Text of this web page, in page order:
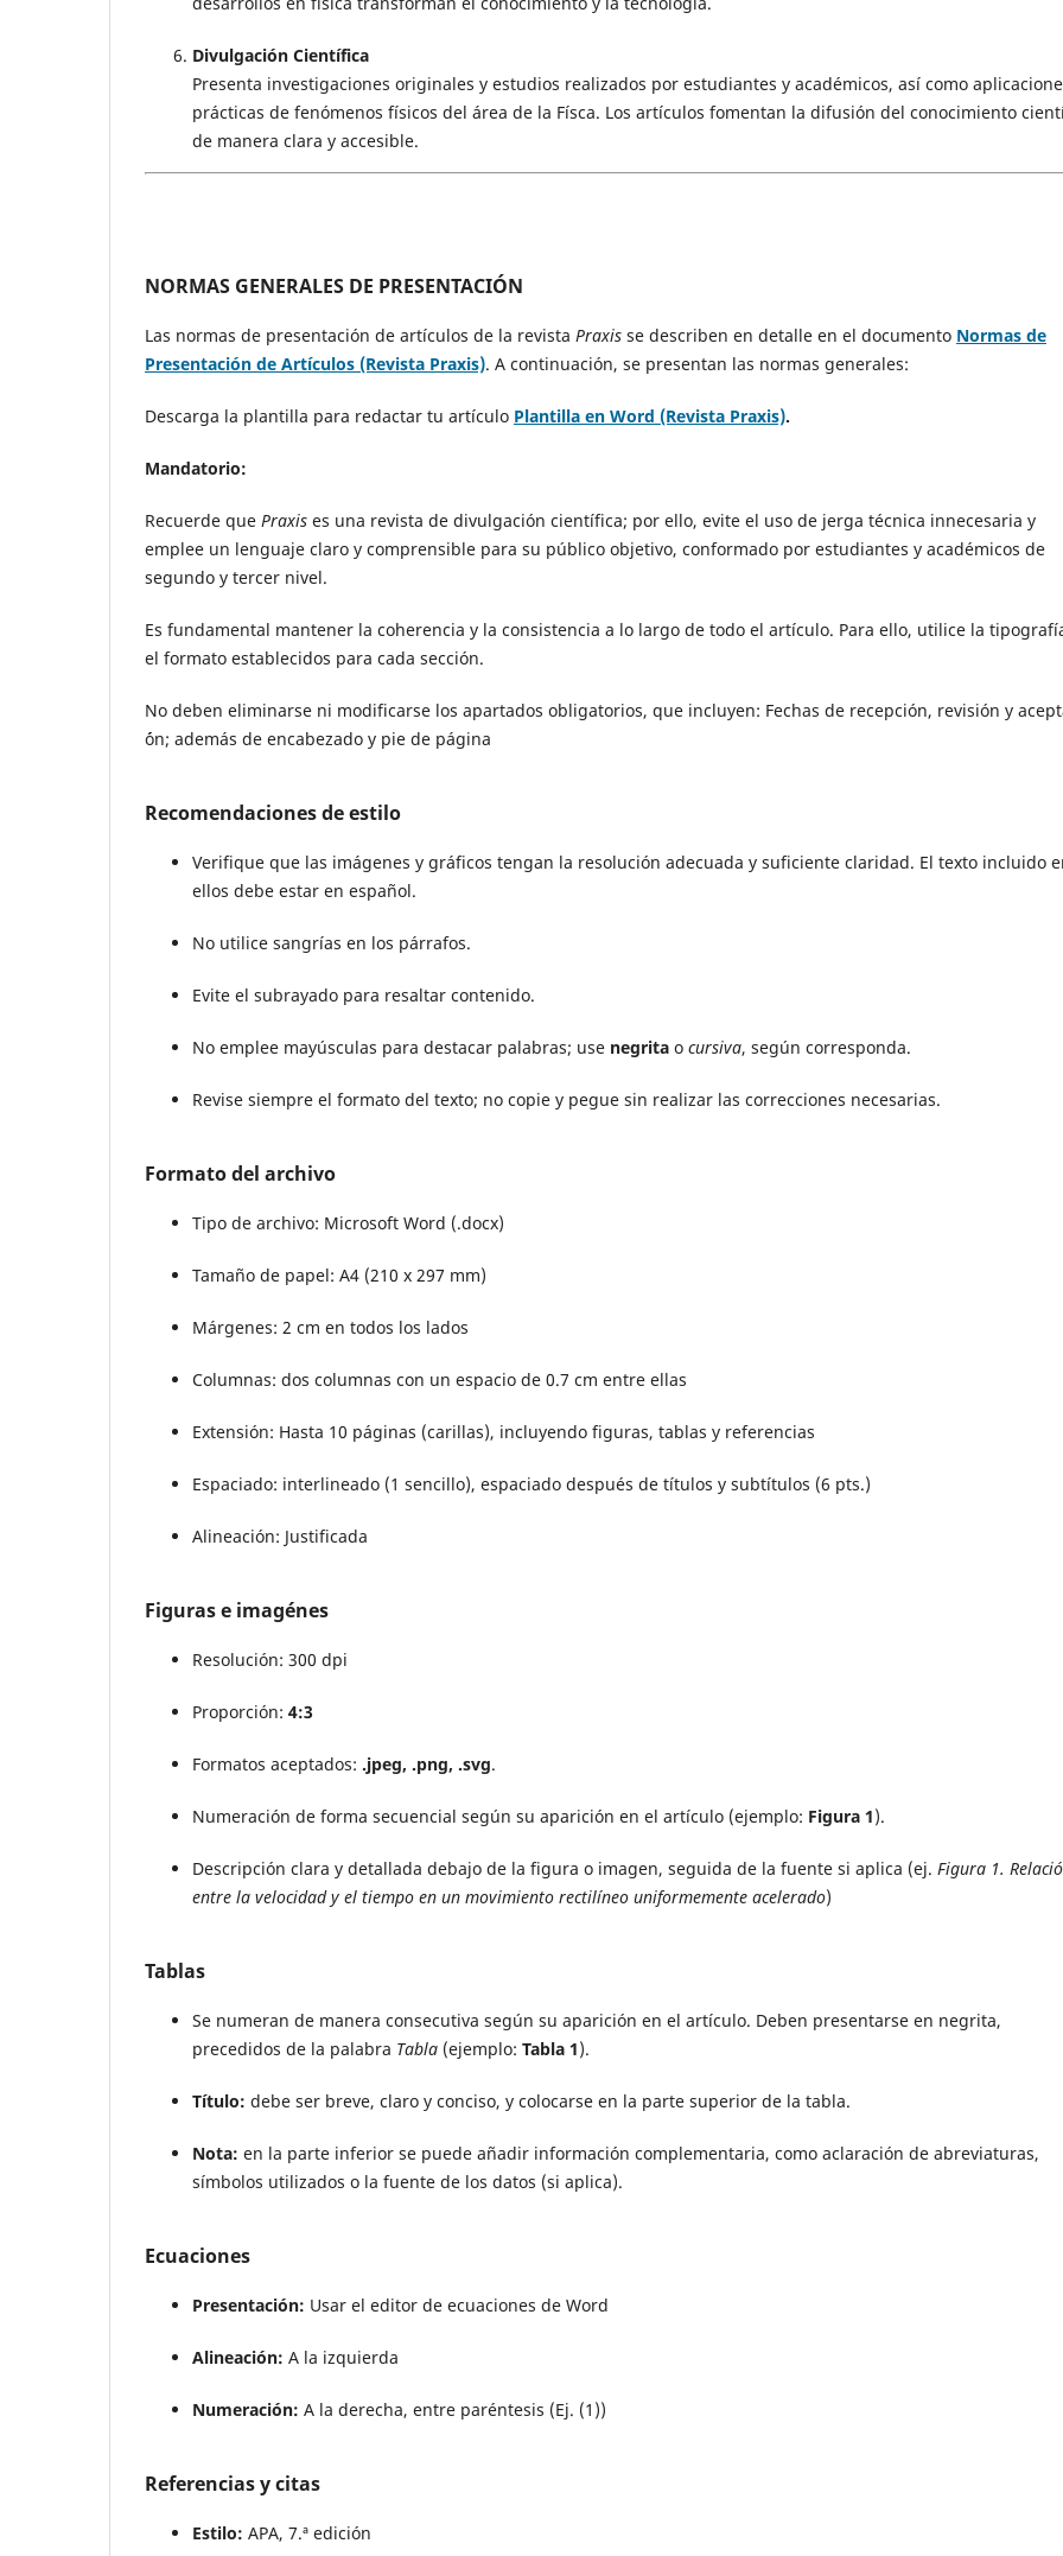
Divulgación Científica
Presenta investigaciones originales y estudios realizados por estudiantes y académicos, así como
prácticas de fenómenos físicos del área de la Físca. Los artículos fomentan la difusión del conocimiento
de manera clara y accesible.
NORMAS GENERALES DE PRESENTACIÓN
Las normas de presentación de artículos de la revista Praxis se describen en detalle en el documento Normas de
Presentación de Artículos (Revista Praxis). A continuación, se presentan las normas generales:
Descarga la plantilla para redactar tu artículo Plantilla en Word (Revista Praxis).
Mandatorio:
Recuerde que Praxis es una revista de divulgación científica; por ello, evite el uso de jerga técnica innecesaria y
emplee un lenguaje claro y comprensible para su público objetivo, conformado por estudiantes y académicos de
segundo y tercer nivel.
Es fundamental mantener la coherencia y la consistencia a lo largo de todo el artículo. Para ello, utilice la
el formato establecidos para cada sección.
No deben eliminarse ni modificarse los apartados obligatorios, que incluyen: Fechas de recepción, revisión y
´ón; además de encabezado y pie de página
Recomendaciones de estilo
Verifique que las imágenes y gráficos tengan la resolución adecuada y suficiente claridad. El texto incluido
ellos debe estar en español.
No utilice sangrías en los párrafos.
Evite el subrayado para resaltar contenido.
No emplee mayúsculas para destacar palabras; use negrita o cursiva, según corresponda.
Revise siempre el formato del texto; no copie y pegue sin realizar las correcciones necesarias.
Formato del archivo
Tipo de archivo: Microsoft Word (.docx)
Tamaño de papel: A4 (210 x 297 mm)
Márgenes: 2 cm en todos los lados
Columnas: dos columnas con un espacio de 0.7 cm entre ellas
Extensión: Hasta 10 páginas (carillas), incluyendo figuras, tablas y referencias
Espaciado: interlineado (1 sencillo), espaciado después de títulos y subtítulos (6 pts.)
Alineación: Justificada
Figuras e imagénes
Resolución: 300 dpi
Proporción: 4:3
Formatos aceptados: .jpeg, .png, .svg.
Numeración de forma secuencial según su aparición en el artículo (ejemplo: Figura 1).
Descripción clara y detallada debajo de la figura o imagen, seguida de la fuente si aplica (ej. Figura 1.
entre la velocidad y el tiempo en un movimiento rectilíneo uniformemente acelerado)
Tablas
Se numeran de manera consecutiva según su aparición en el artículo. Deben presentarse en negrita,
precedidos de la palabra Tabla (ejemplo: Tabla 1).
Título: debe ser breve, claro y conciso, y colocarse en la parte superior de la tabla.
Nota: en la parte inferior se puede añadir información complementaria, como aclaración de abreviaturas,
símbolos utilizados o la fuente de los datos (si aplica).
Ecuaciones
Presentación: Usar el editor de ecuaciones de Word
Alineación: A la izquierda
Numeración: A la derecha, entre paréntesis (Ej. (1))
Referencias y citas
Estilo: APA, 7.ª edición